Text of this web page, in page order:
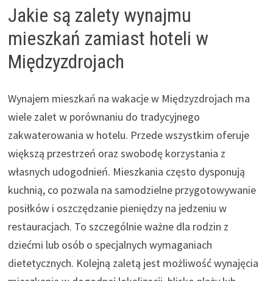
Jakie są zalety wynajmu
mieszkań zamiast hoteli w
Międzyzdrojach
Wynajem mieszkań na wakacje w Międzyzdrojach ma
wiele zalet w porównaniu do tradycyjnego
zakwaterowania w hotelu. Przede wszystkim oferuje
większą przestrzeń oraz swobodę korzystania z
własnych udogodnień. Mieszkania często dysponują
kuchnią, co pozwala na samodzielne przygotowywanie
posiłków i oszczędzanie pieniędzy na jedzeniu w
restauracjach. To szczególnie ważne dla rodzin z
dziećmi lub osób o specjalnych wymaganiach
dietetycznych. Kolejną zaletą jest możliwość wynajęcia